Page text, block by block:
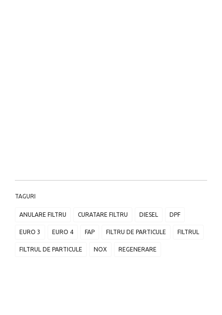
TAGURI
ANULARE FILTRU CURATARE FILTRU DIESEL DPF
EURO 3 EURO 4 FAP FILTRU DE PARTICULE FILTRUL
FILTRUL DE PARTICULE NOX REGENERARE